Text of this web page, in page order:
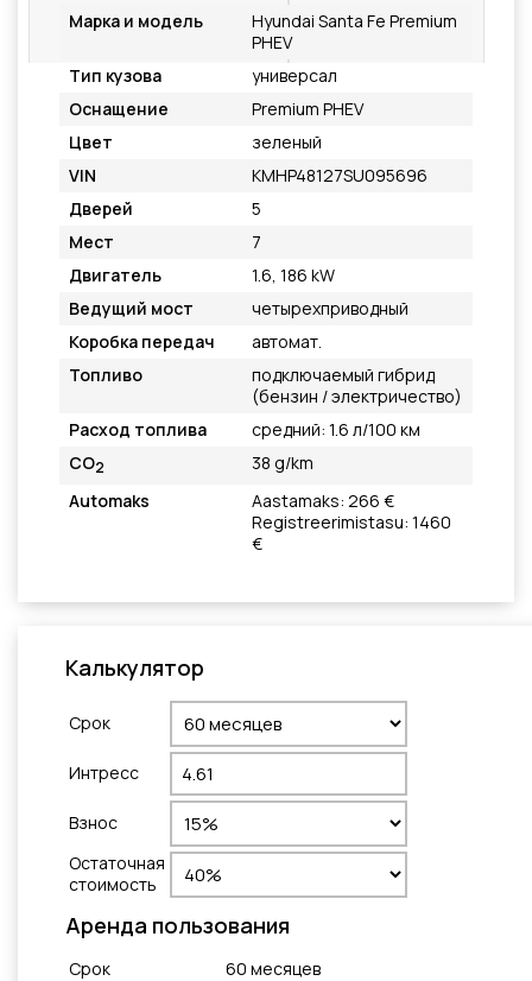
Дополнительное
оснащение
Подробнее
Марка и модель
Hyundai Santa Fe Premium
PHEV
Тип кузова
универсал
Оснащение
Premium PHEV
Цвет
зеленый
VIN
KMHP48127SU095696
Дверей
5
Мест
7
Двигатель
1.6, 186 kW
Ведущий мост
четырехприводный
Коробка передач
автомат.
Топливо
подключаемый гибрид
(бензин / электричество)
Расход топлива
средний: 1.6 л/100 км
CO2
38 g/km
Automaks
Aastamaks: 266 €
Registreerimistasu: 1460
€
Калькулятор
Cрок
Интресс
Взнос
Остаточная
стоимость
Aренда пользования
Cрок 60 месяцeв